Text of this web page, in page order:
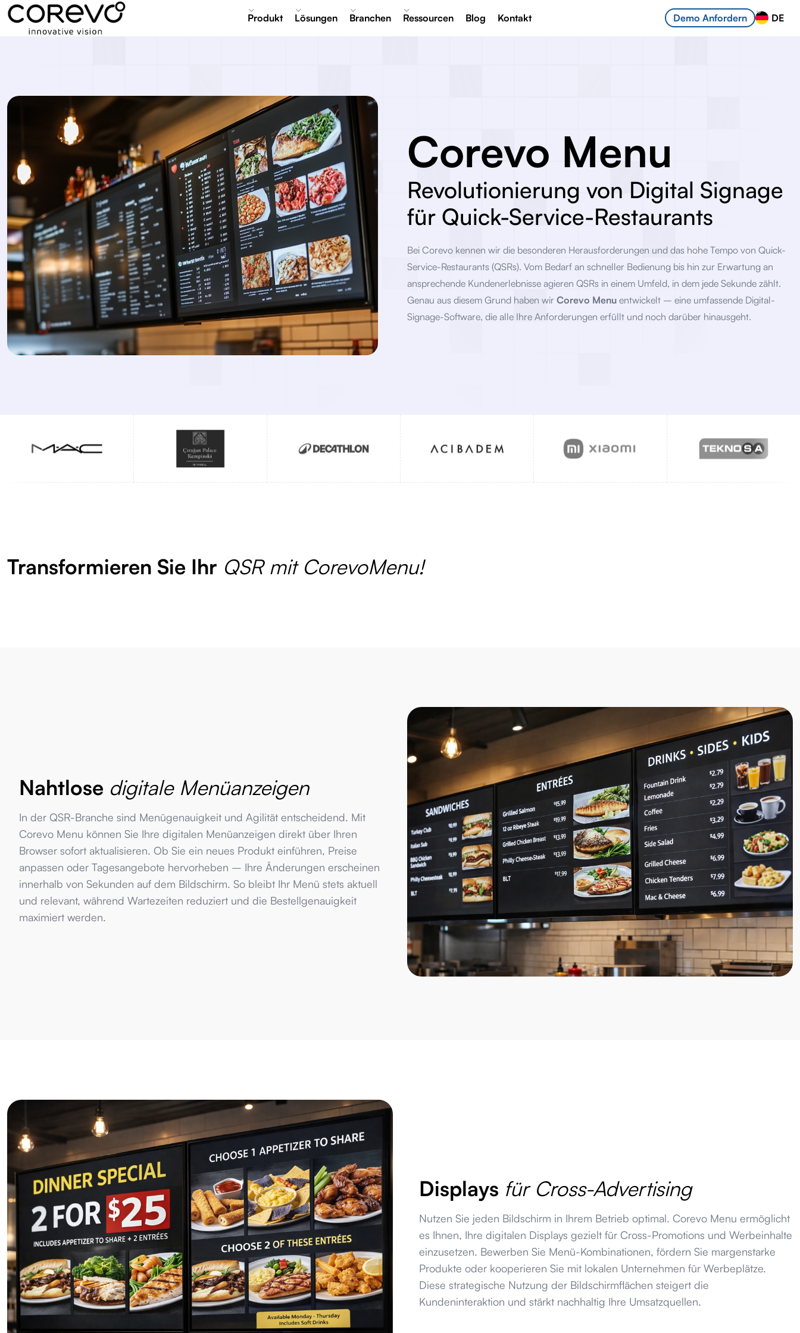
Produkt Lösungen Branchen Ressourcen Blog Kontakt Demo Anfordern DE
Corevo Menu
Revolutionierung von Digital Signage
für Quick-Service-Restaurants
Bei Corevo kennen wir die besonderen Herausforderungen und das hohe Tempo von Quick-
Service-Restaurants (QSRs). Vom Bedarf an schneller Bedienung bis hin zur Erwartung an
ansprechende Kundenerlebnisse agieren QSRs in einem Umfeld, in dem jede Sekunde zählt.
Genau aus diesem Grund haben wir Corevo Menu entwickelt – eine umfassende Digital-
Signage-Software, die alle Ihre Anforderungen erfüllt und noch darüber hinausgeht.
Transformieren Sie Ihr QSR mit CorevoMenu!
Nahtlose digitale Menüanzeigen
In der QSR-Branche sind Menügenauigkeit und Agilität entscheidend. Mit
Corevo Menu können Sie Ihre digitalen Menüanzeigen direkt über Ihren
Browser sofort aktualisieren. Ob Sie ein neues Produkt einführen, Preise
anpassen oder Tagesangebote hervorheben – Ihre Änderungen erscheinen
innerhalb von Sekunden auf dem Bildschirm. So bleibt Ihr Menü stets aktuell
und relevant, während Wartezeiten reduziert und die Bestellgenauigkeit
maximiert werden.
Displays für Cross-Advertising
Nutzen Sie jeden Bildschirm in Ihrem Betrieb optimal. Corevo Menu ermöglicht
es Ihnen, Ihre digitalen Displays gezielt für Cross-Promotions und Werbeinhalte
einzusetzen. Bewerben Sie Menü-Kombinationen, fördern Sie margenstarke
Produkte oder kooperieren Sie mit lokalen Unternehmen für Werbeplätze.
Diese strategische Nutzung der Bildschirmflächen steigert die
Kundeninteraktion und stärkt nachhaltig Ihre Umsatzquellen.
services_detail